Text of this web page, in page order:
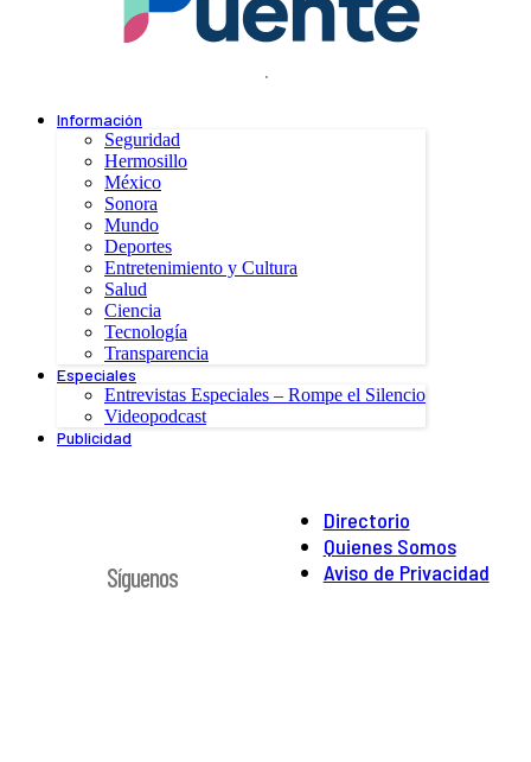
.
Información
Seguridad
Hermosillo
México
Sonora
Mundo
Deportes
Entretenimiento y Cultura
Salud
Ciencia
Tecnología
Transparencia
Especiales
Entrevistas Especiales – Rompe el Silencio
Videopodcast
Publicidad
Directorio
Quienes Somos
Aviso de Privacidad
Síguenos